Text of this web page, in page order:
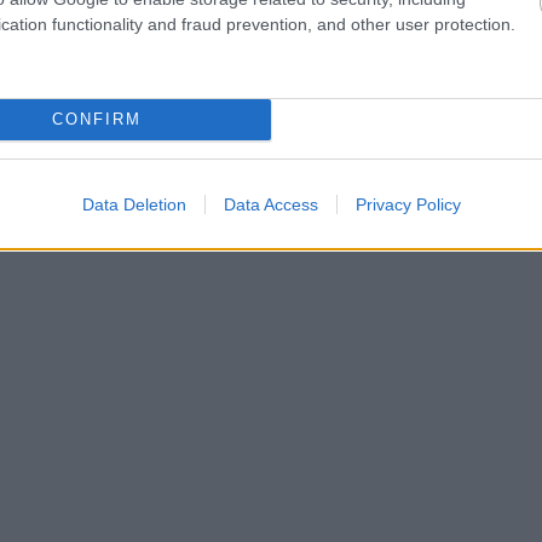
functionality and fraud prevention, and other user protection.
CONFIRM
Data Deletion Data Access Privacy Policy